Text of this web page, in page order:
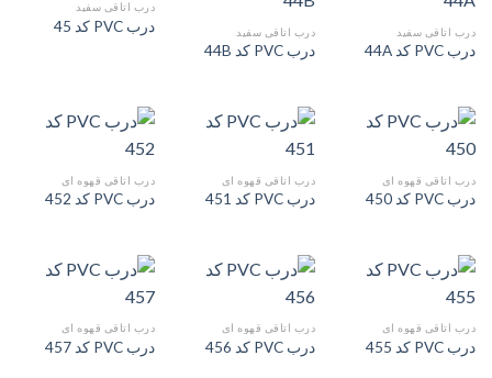
درب اتاقی سفید
درب PVC کد 44A
درب اتاقی سفید
درب PVC کد 44B
درب اتاقی سفید
درب PVC کد 45
درب اتاقی قهوه ای
درب PVC کد 450
درب اتاقی قهوه ای
درب PVC کد 451
درب اتاقی قهوه ای
درب PVC کد 452
درب اتاقی قهوه ای
درب PVC کد 455
درب اتاقی قهوه ای
درب PVC کد 456
درب اتاقی قهوه ای
درب PVC کد 457